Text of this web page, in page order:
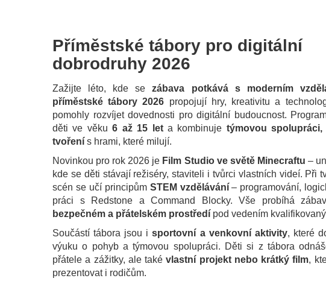
Příměstské tábory pro digitální
dobrodruhy 2026
Zažijte léto, kde sezábava potkává s moderním
příměstské tábory 2026 propojují hry, kreativitu a
pomohly rozvíjet dovednosti pro digitální budoucnost.
děti ve věku6 až 15 leta kombinuje týmovou
tvoření s hrami, které milují.
Novinkou pro rok 2026 je Film Studio ve světě Minecraftu –
kde se děti stávají režiséry, staviteli i tvůrci vlastních videí. Při
scén se učí principům STEM vzdělávání– programování,
práci s Redstone a Command Blocky. Vše probíhá
bezpečném a přátelském prostředí pod vedením
Součástí tábora jsou isportovní a venkovní aktivity, které
výuku o pohyb a týmovou spolupráci. Děti si z tábora
přátele a zážitky, ale takévlastní projekt nebo krátký film,
prezentovat i rodičům.